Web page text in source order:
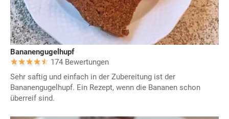
Bananengugelhupf
174 Bewertungen
Sehr saftig und einfach in der Zubereitung ist der
Bananengugelhupf. Ein Rezept, wenn die Bananen schon
überreif sind.